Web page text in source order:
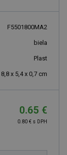
F5501800MA2
biela
Plast
8,8 x 5,4 x 0,7 cm
0.65 €
0.80 € s DPH